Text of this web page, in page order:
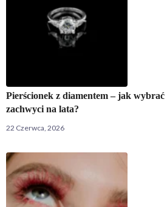
Pierścionek z diamentem – jak
zachwyci na lata?
22 Czerwca, 2026